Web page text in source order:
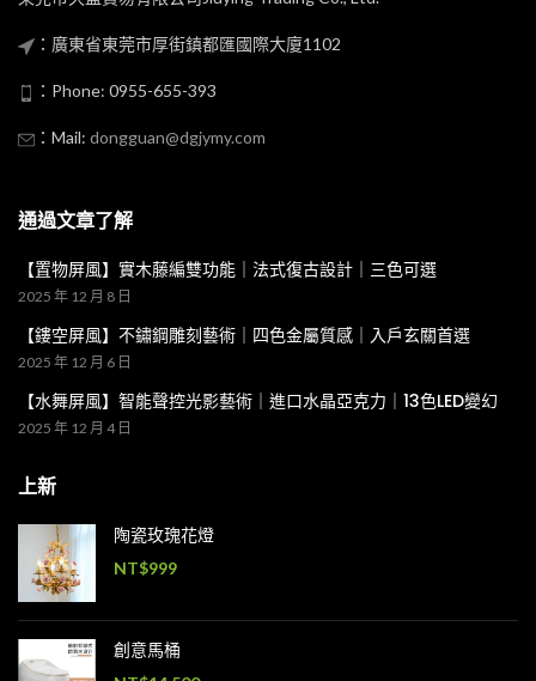
：廣東省東莞市厚街鎮都匯國際大廈1102
：Phone: 0955-655-393
：Mail: dongguan@dgjymy.com
通過文章了解
【置物屏風】實木藤編雙功能｜法式復古設計｜三色可選
2025 年 12 月 8 日
【鏤空屏風】不鏽鋼雕刻藝術｜四色金屬質感｜入戶玄關首選
2025 年 12 月 6 日
【水舞屏風】智能聲控光影藝術｜進口水晶亞克力｜13色LED變幻
2025 年 12 月 4 日
上新
陶瓷玫瑰花燈
NT$999
創意馬桶